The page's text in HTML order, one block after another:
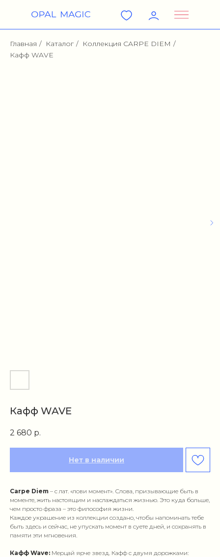
Главная / Каталог / Коллекция CARPE DIEM /
Кафф WAVE
Кафф WAVE
2 680 р.
Нет в наличии
Carpe Diem – с лат. «лови момент». Слова, призывающие быть в
моменте, жить настоящим и наслаждаться жизнью. Это куда больше,
чем просто фраза – это философия жизни.
Каждое украшение из коллекции создано, чтобы напоминать тебе
быть здесь и сейчас, не упускать момент в суете дней, и сохранять в
памяти эти мгновения.
Кафф Wave: Мерцай ярче звезд. Кафф с двумя дорожками: